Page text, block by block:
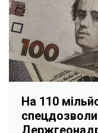
На 110
спецдозволи